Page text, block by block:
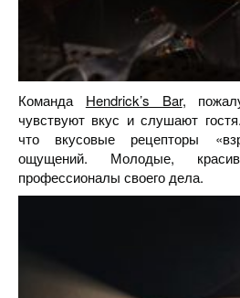
Команда Hendrick’s Bar,
чувствуют вкус и слушают
что вкусовые рецепторы
ощущений. Молодые,
профессионалы своего дела.